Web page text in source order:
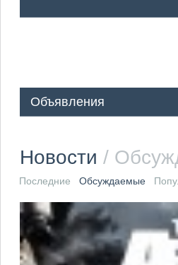
Объявления
Новости /
Последние Обсуждаемые